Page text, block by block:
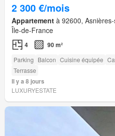
2 300 €/mois
Appartement à 92600,
Île-de-France
4 90 m²
Parking Balcon Cuisine équipée
Terrasse
Il y a 8 jours
LUXURYESTATE